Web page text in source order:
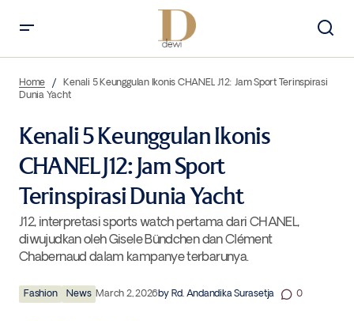
Yacht
Home
Kenali 5 Keunggulan Ikonis CHANEL J12: Jam Sport Terinspirasi
Dunia Yacht
Kenali 5 Keunggulan Ikonis
CHANEL J12: Jam Sport
Terinspirasi Dunia Yacht
J12, interpretasi sports watch pertama dari CHANEL,
diwujudkan oleh Gisele Bündchen dan Clément
Chabernaud dalam kampanye terbarunya.
Fashion News March 2, 2026by Rd. Andandika Surasetja 0